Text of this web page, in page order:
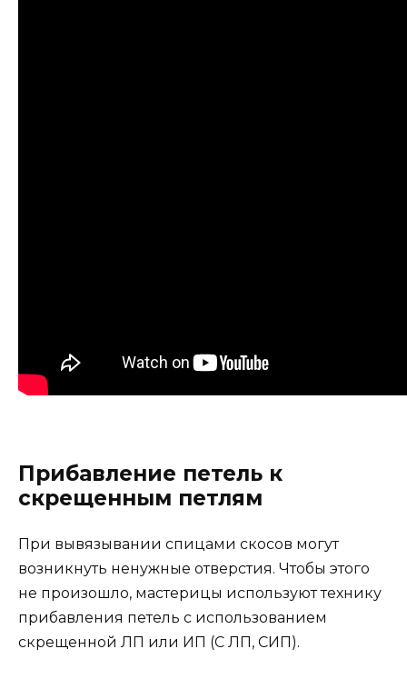
Прибавление петель к
скрещенным петлям
При вывязывании спицами скосов могут
возникнуть ненужные отверстия. Чтобы этого
не произошло, мастерицы используют технику
прибавления петель с использованием
скрещенной ЛП или ИП (С ЛП, СИП).